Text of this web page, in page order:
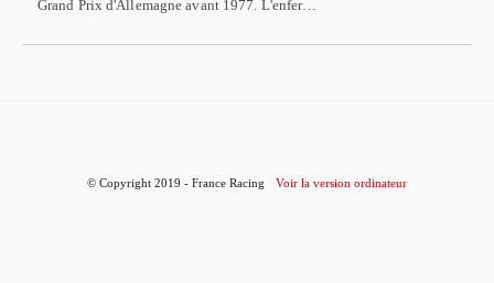
Grand Prix d'Allemagne avant 1977. L'enfer…
© Copyright 2019 - France Racing Voir la version ordinateur